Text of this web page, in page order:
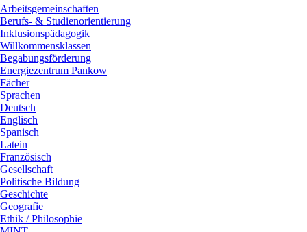
Arbeitsgemeinschaften
Berufs- & Studienorientierung
Inklusionspädagogik
Willkommensklassen
Begabungsförderung
Energiezentrum Pankow
Fächer
Sprachen
Deutsch
Englisch
Spanisch
Latein
Französisch
Gesellschaft
Politische Bildung
Geschichte
Geografie
Ethik / Philosophie